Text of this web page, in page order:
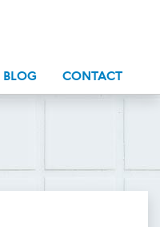
BLOG CONTACT